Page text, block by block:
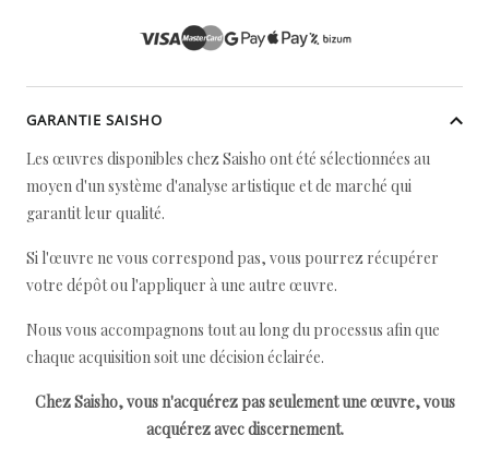
GARANTIE SAISHO
Les œuvres disponibles chez Saisho ont été sélectionnées au
moyen d'un système d'analyse artistique et de marché qui
garantit leur qualité.
Si l'œuvre ne vous correspond pas, vous pourrez récupérer
votre dépôt ou l'appliquer à une autre œuvre.
Nous vous accompagnons tout au long du processus afin que
chaque acquisition soit une décision éclairée.
Chez Saisho, vous n'acquérez pas seulement une œuvre, vous
acquérez avec discernement.